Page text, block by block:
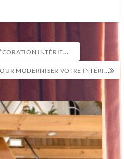
D’UN LOGEMENT
LES ASTUCES POUR MODERNISER VOTRE INTÉRIEUR AVEC DES MEUBLES DE QUALITÉ